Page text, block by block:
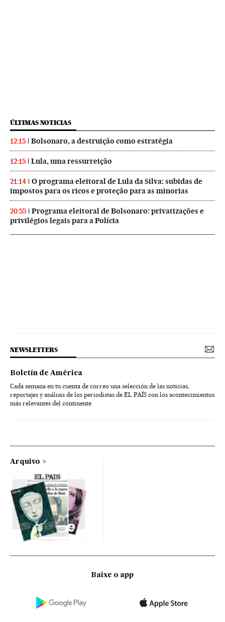
ÚLTIMAS NOTICIAS
12:15 Bolsonaro, a destruição como estratégia
12:15 Lula, uma ressurreição
21:14
O programa eleitoral de Lula da Silva: subidas de
impostos para os ricos e proteção para as minorias
20:55
Programa eleitoral de Bolsonaro: privatizações e
privilégios legais para a Polícia
NEWSLETTERS
Boletín de América
Cada semana en tu cuenta de correo una selección de las noticias,
reportajes y análisis de los periodistas de EL PAÍS con los acontecimientos
más relevantes del continente.
Arquivo
Baixe o app